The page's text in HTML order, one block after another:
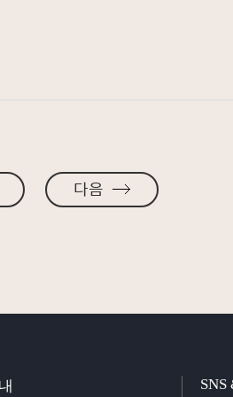
다음
SNS